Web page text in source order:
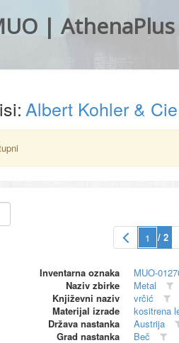
| AthenaPlus
Albert Kohler &
/ 2
Inventarna oznaka
MUO-
Naziv zbirke
Metal
Književni naziv
vrčić
Materijal izrade
kositrena
Država nastanka
Austrija
Grad nastanka
Beč